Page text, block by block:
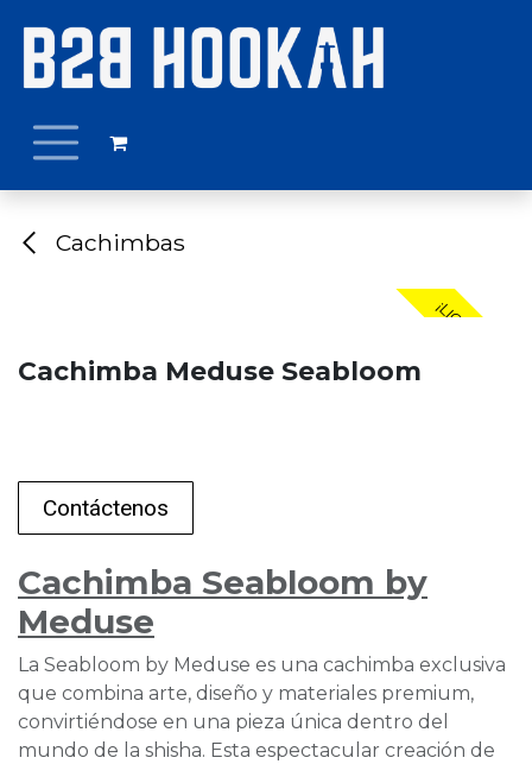
Cachimbas
¡LIQUIDACIÓN!
Cachimba Meduse Seabloom
Contáctenos
Cachimba Seabloom by
Meduse
La Seabloom by Meduse es una cachimba exclusiva
que combina arte, diseño y materiales premium,
convirtiéndose en una pieza única dentro del
mundo de la shisha. Esta espectacular creación de